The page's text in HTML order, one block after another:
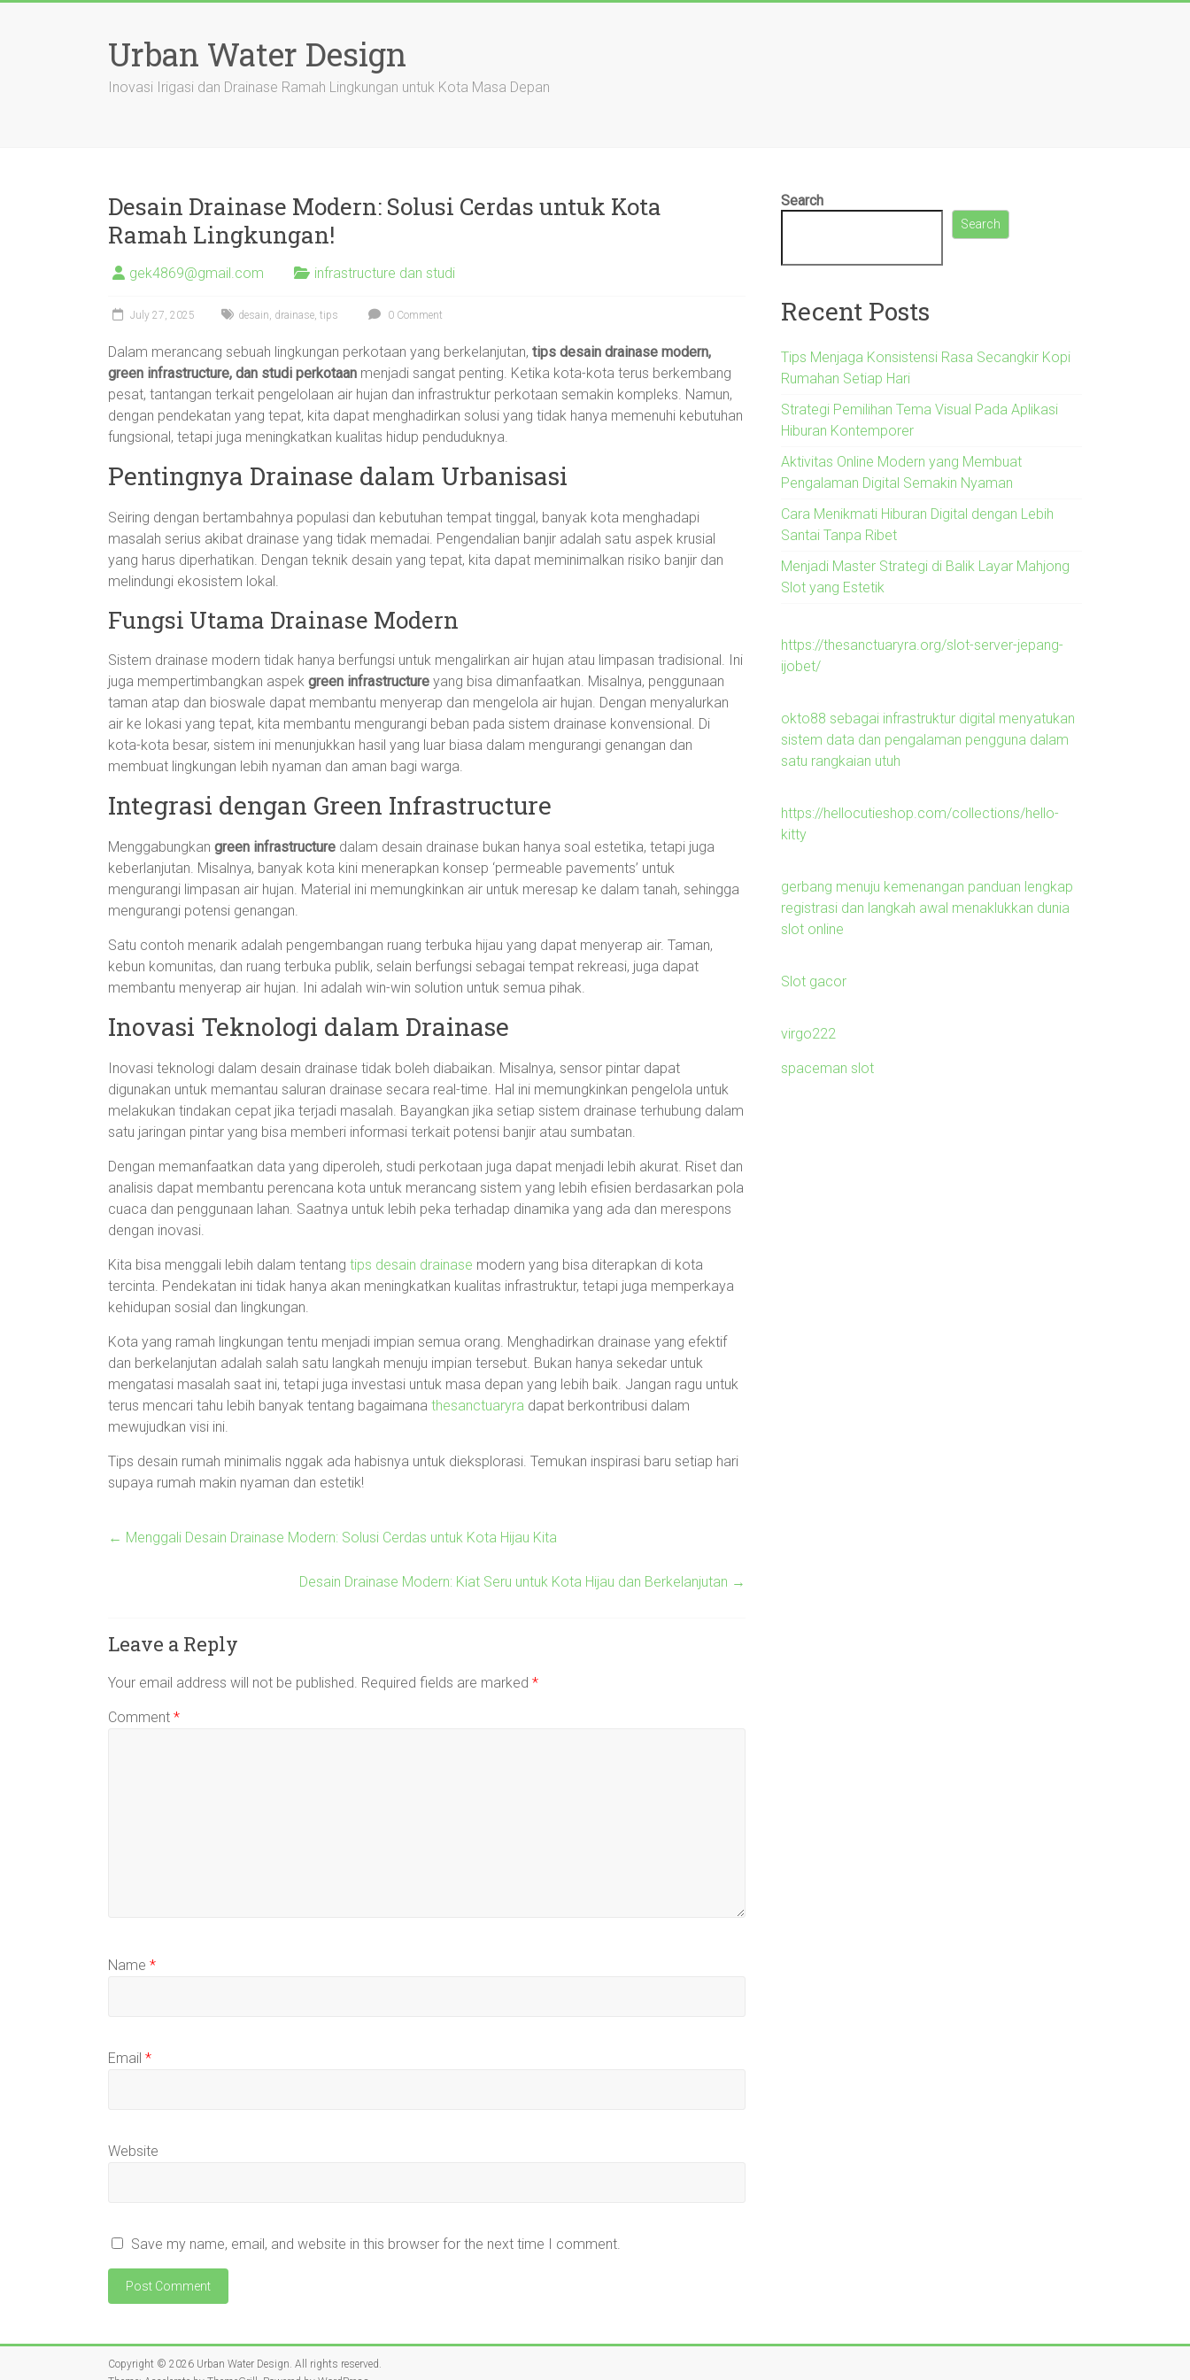
Urban Water Design
Inovasi Irigasi dan Drainase Ramah Lingkungan untuk Kota Masa Depan
Desain Drainase Modern: Solusi Cerdas untuk Kota
Ramah Lingkungan!
gek4869@gmail.com infrastructure dan studi
July 27, 2025 desain, drainase, tips 0 Comment
Dalam merancang sebuah lingkungan perkotaan yang berkelanjutan, tips desain drainase modern,
green infrastructure, dan studi perkotaan menjadi sangat penting. Ketika kota-kota terus berkembang
pesat, tantangan terkait pengelolaan air hujan dan infrastruktur perkotaan semakin kompleks. Namun,
dengan pendekatan yang tepat, kita dapat menghadirkan solusi yang tidak hanya memenuhi kebutuhan
fungsional, tetapi juga meningkatkan kualitas hidup penduduknya.
Pentingnya Drainase dalam Urbanisasi
Seiring dengan bertambahnya populasi dan kebutuhan tempat tinggal, banyak kota menghadapi
masalah serius akibat drainase yang tidak memadai. Pengendalian banjir adalah satu aspek krusial
yang harus diperhatikan. Dengan teknik desain yang tepat, kita dapat meminimalkan risiko banjir dan
melindungi ekosistem lokal.
Fungsi Utama Drainase Modern
Sistem drainase modern tidak hanya berfungsi untuk mengalirkan air hujan atau limpasan tradisional. Ini
juga mempertimbangkan aspek green infrastructure yang bisa dimanfaatkan. Misalnya, penggunaan
taman atap dan bioswale dapat membantu menyerap dan mengelola air hujan. Dengan menyalurkan
air ke lokasi yang tepat, kita membantu mengurangi beban pada sistem drainase konvensional. Di
kota-kota besar, sistem ini menunjukkan hasil yang luar biasa dalam mengurangi genangan dan
membuat lingkungan lebih nyaman dan aman bagi warga.
Integrasi dengan Green Infrastructure
Menggabungkan green infrastructure dalam desain drainase bukan hanya soal estetika, tetapi juga
keberlanjutan. Misalnya, banyak kota kini menerapkan konsep ‘permeable pavements’ untuk
mengurangi limpasan air hujan. Material ini memungkinkan air untuk meresap ke dalam tanah, sehingga
mengurangi potensi genangan.
Satu contoh menarik adalah pengembangan ruang terbuka hijau yang dapat menyerap air. Taman,
kebun komunitas, dan ruang terbuka publik, selain berfungsi sebagai tempat rekreasi, juga dapat
membantu menyerap air hujan. Ini adalah win-win solution untuk semua pihak.
Inovasi Teknologi dalam Drainase
Inovasi teknologi dalam desain drainase tidak boleh diabaikan. Misalnya, sensor pintar dapat
digunakan untuk memantau saluran drainase secara real-time. Hal ini memungkinkan pengelola untuk
melakukan tindakan cepat jika terjadi masalah. Bayangkan jika setiap sistem drainase terhubung dalam
satu jaringan pintar yang bisa memberi informasi terkait potensi banjir atau sumbatan.
Dengan memanfaatkan data yang diperoleh, studi perkotaan juga dapat menjadi lebih akurat. Riset dan
analisis dapat membantu perencana kota untuk merancang sistem yang lebih efisien berdasarkan pola
cuaca dan penggunaan lahan. Saatnya untuk lebih peka terhadap dinamika yang ada dan merespons
dengan inovasi.
Kita bisa menggali lebih dalam tentang tips desain drainase modern yang bisa diterapkan di kota
tercinta. Pendekatan ini tidak hanya akan meningkatkan kualitas infrastruktur, tetapi juga memperkaya
kehidupan sosial dan lingkungan.
Kota yang ramah lingkungan tentu menjadi impian semua orang. Menghadirkan drainase yang efektif
dan berkelanjutan adalah salah satu langkah menuju impian tersebut. Bukan hanya sekedar untuk
mengatasi masalah saat ini, tetapi juga investasi untuk masa depan yang lebih baik. Jangan ragu untuk
terus mencari tahu lebih banyak tentang bagaimana thesanctuaryra dapat berkontribusi dalam
mewujudkan visi ini.
Tips desain rumah minimalis nggak ada habisnya untuk dieksplorasi. Temukan inspirasi baru setiap hari
supaya rumah makin nyaman dan estetik!
← Menggali Desain Drainase Modern: Solusi Cerdas untuk Kota Hijau Kita
Desain Drainase Modern: Kiat Seru untuk Kota Hijau dan Berkelanjutan →
Leave a Reply
Your email address will not be published. Required fields are marked *
Comment *
Name *
Email *
Website
Save my name, email, and website in this browser for the next time I comment.
Search
Search
Recent Posts
Tips Menjaga Konsistensi Rasa Secangkir Kopi
Rumahan Setiap Hari
Strategi Pemilihan Tema Visual Pada Aplikasi
Hiburan Kontemporer
Aktivitas Online Modern yang Membuat
Pengalaman Digital Semakin Nyaman
Cara Menikmati Hiburan Digital dengan Lebih
Santai Tanpa Ribet
Menjadi Master Strategi di Balik Layar Mahjong
Slot yang Estetik
https://thesanctuaryra.org/slot-server-jepang-
ijobet/
okto88 sebagai infrastruktur digital menyatukan
sistem data dan pengalaman pengguna dalam
satu rangkaian utuh
https://hellocutieshop.com/collections/hello-
kitty
gerbang menuju kemenangan panduan lengkap
registrasi dan langkah awal menaklukkan dunia
slot online
Slot gacor
virgo222
spaceman slot
Copyright © 2026 Urban Water Design. All rights reserved.